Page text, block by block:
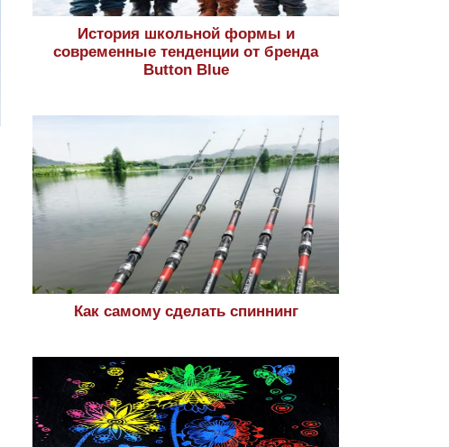
История школьной формы и
современные тенденции от бренда
Button Blue
Как самому сделать спиннинг